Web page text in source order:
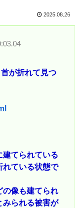
2025.08.26
が折れて見つ
建てられている
れている状態で
の像も建てられ
みられる被害が